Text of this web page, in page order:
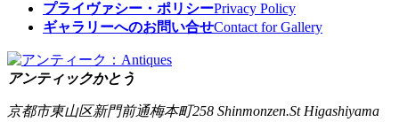
プライヴァシー・ポリシーPrivacy Policy
ギャラリーへのお問い合せContact for Gallery
アンティックかとう
京都市東山区新門前通梅本町258 Shinmonzen.St Higashiyama